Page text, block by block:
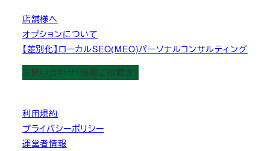
店舗様へ
オプションについて
【差別化】ローカルSEO(MEO)パーソナルコンサルティング
お問い合わせ（掲載ご依頼含）
利用規約
プライバシーポリシー
運営者情報